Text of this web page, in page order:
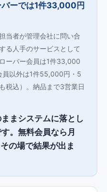
ーでは1件33,000円
当者が管理会社に問い合
る人手のサービスとして
ーバー会員は1件33,000
以外は1件55,000円・5
税込）。納品まで3営業日
まシステムに落とし
。無料会員なら月
の場で結果が出ま